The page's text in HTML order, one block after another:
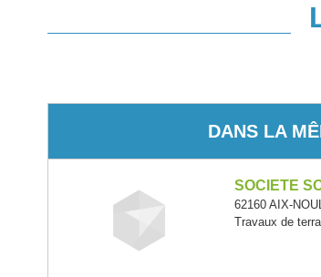
DANS LA
SOCIETE
62160 AIX-
Travaux de